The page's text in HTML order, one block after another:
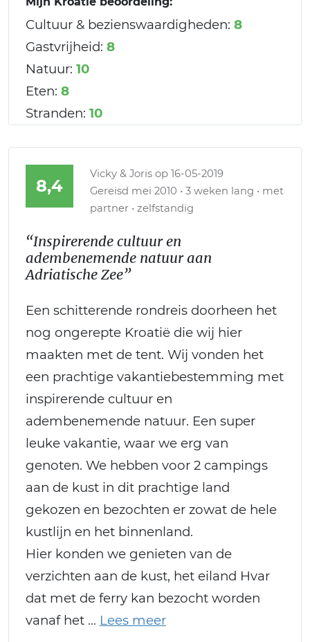
Cultuur & bezienswaardigheden: 8
Gastvrijheid: 8
Natuur: 10
Eten: 8
Stranden: 10
8,4
Vicky & Joris op 16-05-2019
Gereisd mei 2010 • 3 weken lang • met
partner • zelfstandig
“Inspirerende cultuur en
adembenemende natuur aan
Adriatische Zee”
Een schitterende rondreis doorheen het
nog ongerepte Kroatië die wij hier
maakten met de tent. Wij vonden het
een prachtige vakantiebestemming met
inspirerende cultuur en
adembenemende natuur. Een super
leuke vakantie, waar we erg van
genoten. We hebben voor 2 campings
aan de kust in dit prachtige land
gekozen en bezochten er zowat de hele
kustlijn en het binnenland.
Hier konden we genieten van de
verzichten aan de kust, het eiland Hvar
dat met de ferry kan bezocht worden
vanaf het